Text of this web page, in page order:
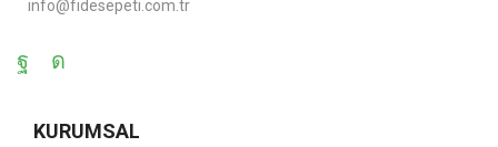
info@fidesepeti.com.tr
KURUMSAL